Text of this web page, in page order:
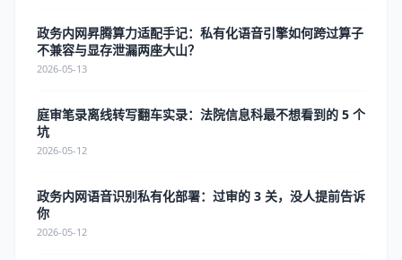
政务内网昇腾算力适配手记：私有化语音引擎如何跨过算子
不兼容与显存泄漏两座大山？
2026-05-13
庭审笔录离线转写翻车实录：法院信息科最不想看到的 5 个
坑
2026-05-12
政务内网语音识别私有化部署：过审的 3 关，没人提前告诉
你
2026-05-12